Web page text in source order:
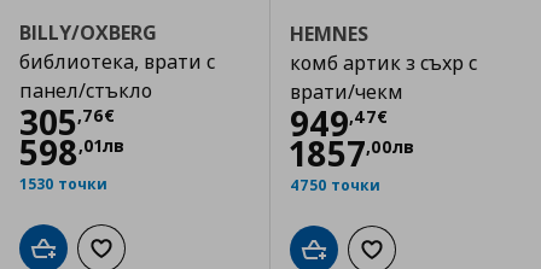
BILLY/OXBERG
библиотека, врати с
панел/стъкло
305,76€
Цена
598,01лв
1530 точки
Добави в кошницата
Добави към списъка с любими
HEMNES
комб артик з съхр с
врати/чекм
949,47€
Цена949,47 €
1857,00лв
4750 точки
Добави в кошницата
Добави към